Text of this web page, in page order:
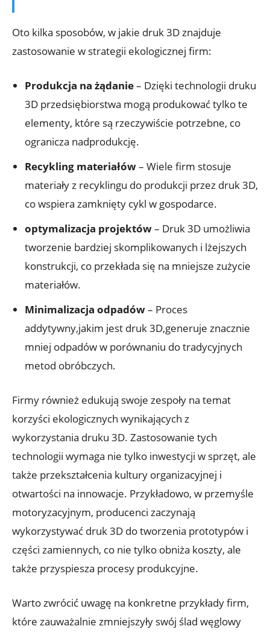
Oto kilka sposobów, w jakie druk 3D znajduje
zastosowanie w strategii ekologicznej firm:
Produkcja na żądanie– Dzięki technologii druku
3D przedsiębiorstwa mogą produkować tylko te
elementy, które są rzeczywiście potrzebne, co
ogranicza nadprodukcję.
Recykling materiałów– Wiele firm stosuje
materiały z recyklingu do produkcji przez druk 3D,
co wspiera zamknięty cykl w gospodarce.
optymalizacja projektów– Druk 3D umożliwia
tworzenie bardziej skomplikowanych i lżejszych
konstrukcji, co przekłada się na mniejsze zużycie
materiałów.
Minimalizacja odpadów– Proces
addytywny,jakim jest druk 3D,generuje znacznie
mniej odpadów w porównaniu do tradycyjnych
metod obróbczych.
Firmy również edukują swoje zespoły na temat
korzyści ekologicznych wynikających z
wykorzystania druku 3D. Zastosowanie tych
technologii wymaga nie tylko inwestycji w sprzęt, ale
także przekształcenia kultury organizacyjnej i
otwartości na innowacje. Przykładowo, w przemyśle
motoryzacyjnym, producenci zaczynają
wykorzystywać druk 3D do tworzenia prototypów i
części zamiennych, co nie tylko obniża koszty, ale
także przyspiesza procesy produkcyjne.
Warto zwrócić uwagę na konkretne przykłady firm,
które zauważalnie zmniejszyły swój ślad węglowy